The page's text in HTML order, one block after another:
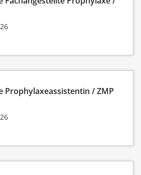
Prophylaxeassistentin / ZMP